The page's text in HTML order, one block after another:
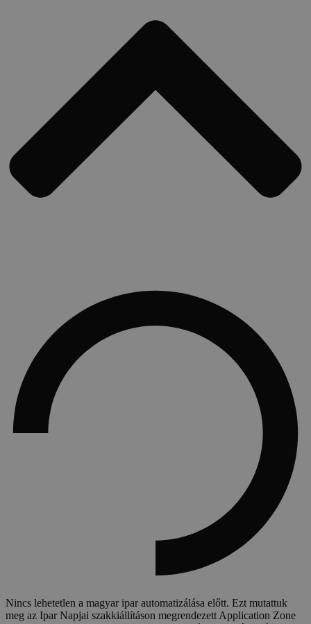
Nincs lehetetlen a magyar ipar automatizálása előtt. Ezt mutattuk
meg az Ipar Napjai szakkiállításon megrendezett Application Zone